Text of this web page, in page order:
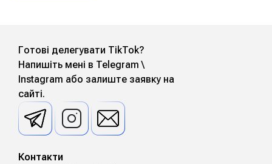
Контакти
Готові делегувати TikTok?
Напишіть мені в Telegram \
Instagram або залиште заявку на
сайті.